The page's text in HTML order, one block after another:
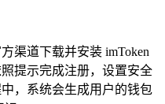
渠道下载并安装 imToken
提示完成注册，设置安全
，系统会生成用户的钱包